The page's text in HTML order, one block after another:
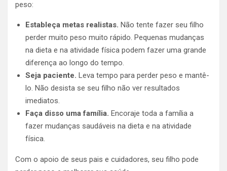
peso:
Estableça metas realistas. Não tente fazer seu filho
perder muito peso muito rápido. Pequenas mudanças
na dieta e na atividade física podem fazer uma grande
diferença ao longo do tempo.
Seja paciente. Leva tempo para perder peso e mantê-
lo. Não desista se seu filho não ver resultados
imediatos.
Faça disso uma família. Encoraje toda a família a
fazer mudanças saudáveis na dieta e na atividade
física.
Com o apoio de seus pais e cuidadores, seu filho pode